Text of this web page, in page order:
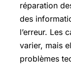
réparation
des
l’erreur. Les
varier, mais
problèmes